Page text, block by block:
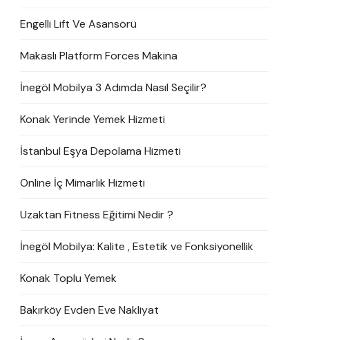
Engelli Lift Ve Asansörü
Makaslı Platform Forces Makina
İnegöl Mobilya 3 Adımda Nasıl Seçilir?
Konak Yerinde Yemek Hizmeti
İstanbul Eşya Depolama Hizmeti
Online İç Mimarlık Hizmeti
Uzaktan Fitness Eğitimi Nedir ?
İnegöl Mobilya: Kalite , Estetik ve Fonksiyonellik
Konak Toplu Yemek
Bakırköy Evden Eve Nakliyat